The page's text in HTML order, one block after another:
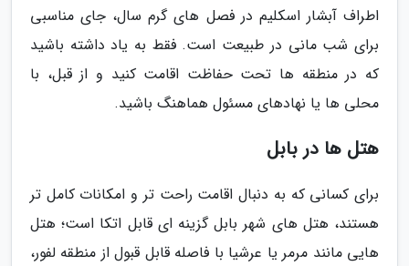
اطراف آبشار اسکلیم در فصل های گرم سال، جای مناسبی
برای شب مانی در طبیعت است. فقط به یاد داشته باشید
که در منطقه ها تحت حفاظت اقامت کنید و از قبل، با
محلی ها یا نهادهای مسئول هماهنگ باشید.
هتل ها در بابل
برای کسانی که به دنبال اقامت راحت تر و امکانات کامل تر
هستند، هتل های شهر بابل گزینه ای قابل اتکا است؛ هتل
هایی مانند مرمر یا عرشیا با فاصله قابل قبول از منطقه لفور،